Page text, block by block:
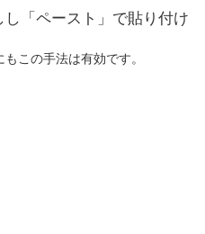
「ペースト」で貼り付け
この手法は有効です。